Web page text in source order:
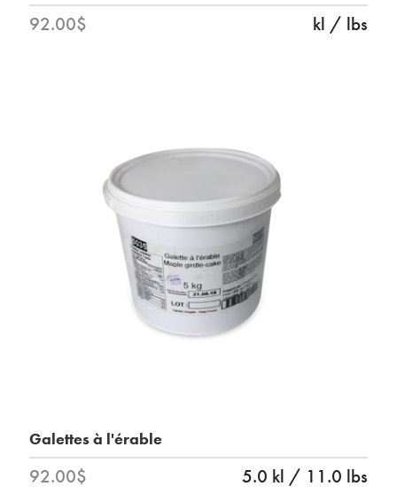
92.00$ kl / lbs
Galettes à l'érable
92.00$ 5.0 kl / 11.0 lbs